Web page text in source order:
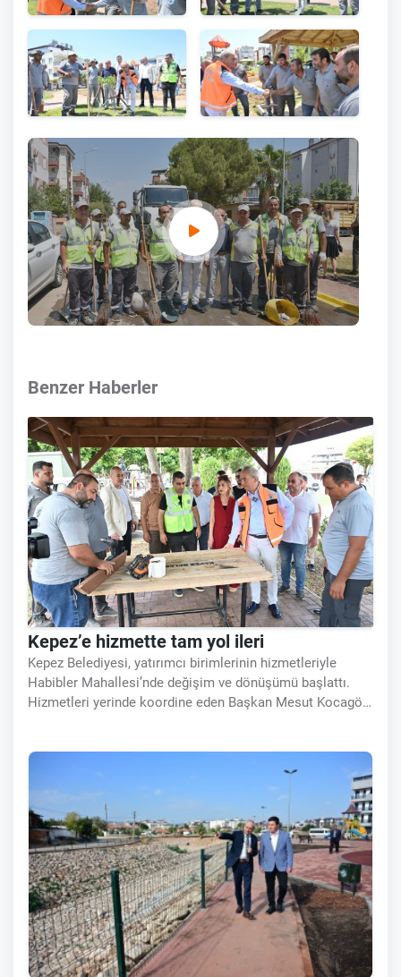
Benzer Haberler
Kepez’e hizmette tam yol ileri
Kepez Belediyesi, yatırımcı birimlerinin hizmetleriyle
Habibler Mahallesi’nde değişim ve dönüşümü başlattı.
Hizmetleri yerinde koordine eden Başkan Mesut Kocagöz,